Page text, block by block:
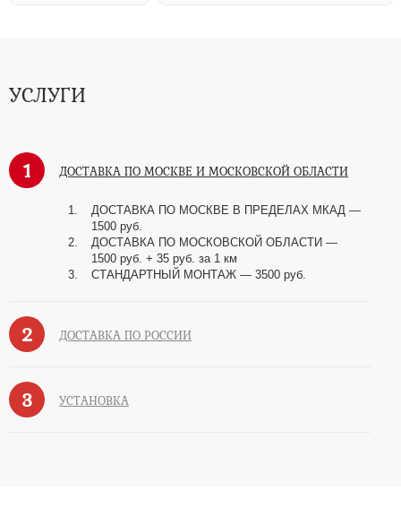
УСЛУГИ
1 ДОСТАВКА ПО МОСКВЕ И МОСКОВСКОЙ ОБЛАСТИ
ДОСТАВКА ПО МОСКВЕ В ПРЕДЕЛАХ МКАД —
1500 руб.
ДОСТАВКА ПО МОСКОВСКОЙ ОБЛАСТИ —
1500 руб. + 35 руб. за 1 км
СТАНДАРТНЫЙ МОНТАЖ — 3500 руб.
2 ДОСТАВКА ПО РОССИИ
3 УСТАНОВКА